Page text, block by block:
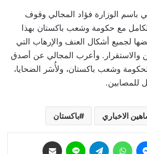
باسم الوزارة فؤاد المجالي وقوف
مع حكومة وشعب باكستان بهذا
لجميع أشكال العنف والإرهاب التي
والاستقرار. وأعرب المجالي عن أصدق
لحكومة وشعب باكستان، ولأُسَر الضحايا،
للمصابين.
الاخباري باكستان
ماسنجر واتساب تيلقرام لاين